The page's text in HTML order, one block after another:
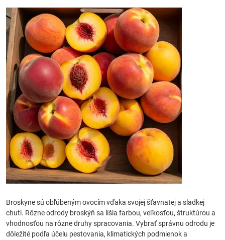
Broskyne sú obľúbeným ovocím vďaka svojej šťavnatej a sladkej
chuti. Rôzne odrody broskýň sa líšia farbou, veľkosťou, štruktúrou a
vhodnosťou na rôzne druhy spracovania. Vybrať správnu odrodu je
dôležité podľa účelu pestovania, klimatických podmienok a